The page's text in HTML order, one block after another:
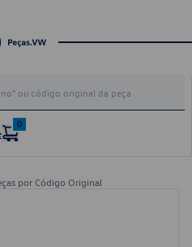
0
por Código Original